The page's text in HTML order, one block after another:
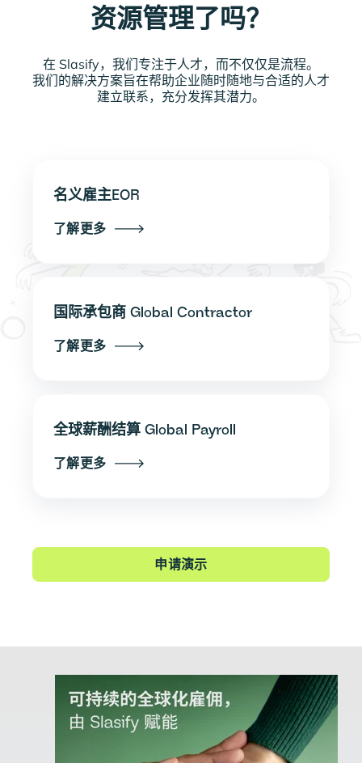
资源管理了吗？
在 Slasify，我们专注于人才，而不仅仅是流程。
我们的解决方案旨在帮助企业随时随地与合适的人才
建立联系，充分发挥其潜力。
名义雇主EOR
了解更多
国际承包商 Global Contractor
了解更多
全球薪酬结算 Global Payroll
了解更多
申请演示